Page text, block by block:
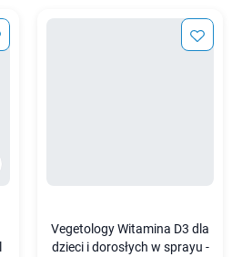
Vegetology Witamina D3 dla
dzieci i dorosłych w sprayu -